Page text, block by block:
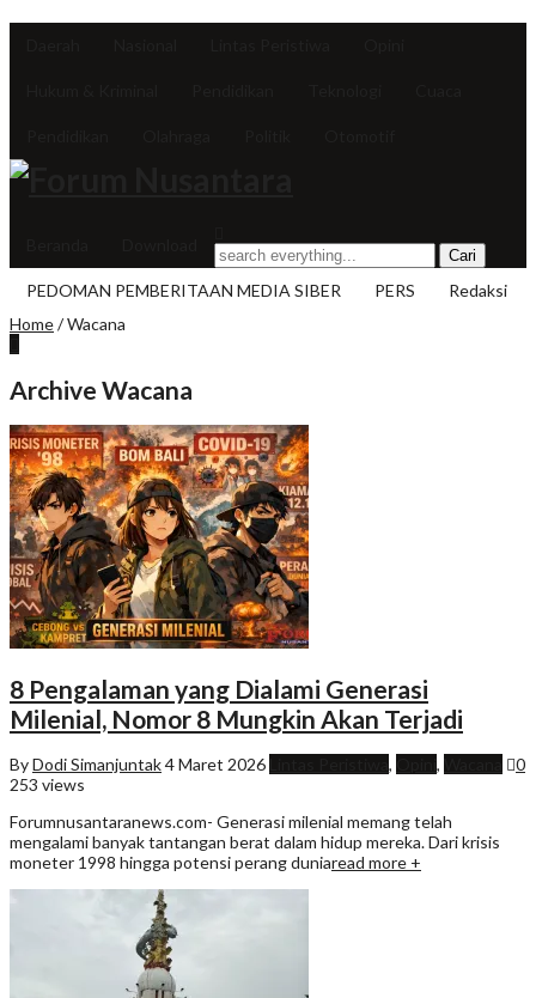
PEDOMAN PEMBERITAAN MEDIA SIBER PERS
Redaksi
Home/Wacana
Archive Wacana
8 Pengalaman yang Dialami Generasi
Milenial, Nomor 8 Mungkin Akan Terjadi
ByDodi Simanjuntak4 Maret 2026 , ,
0
253 views
Forumnusantaranews.com- Generasi milenial memang telah
mengalami banyak tantangan berat dalam hidup mereka. Dari krisis
moneter 1998 hingga potensi perang duniaread more +